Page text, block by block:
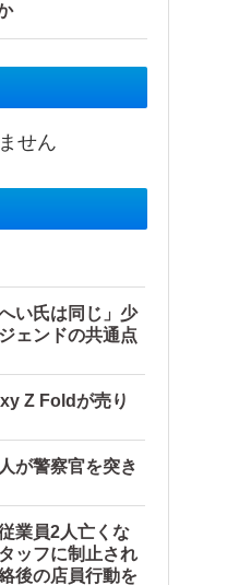
せん
い氏は同じ」少
ェンドの共通点
Z Foldが売り
が警察官を突き
業員2人亡くな
ッフに制止され
後の店員行動を